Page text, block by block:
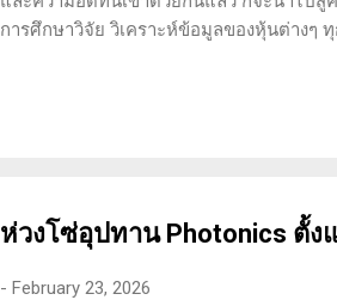
การศึกษาวิจัย วิเคราะห์ข้อมูลของหุ้นต่างๆ
ห่วงโซ่อุปทาน Photonics ตั้
- February 23, 2026